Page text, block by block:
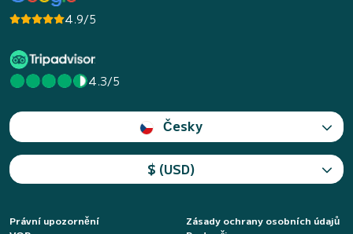
4.9/5
4.3/5
Česky
$ (USD)
Právní upozornění
Zásady ochrany osobních údajů